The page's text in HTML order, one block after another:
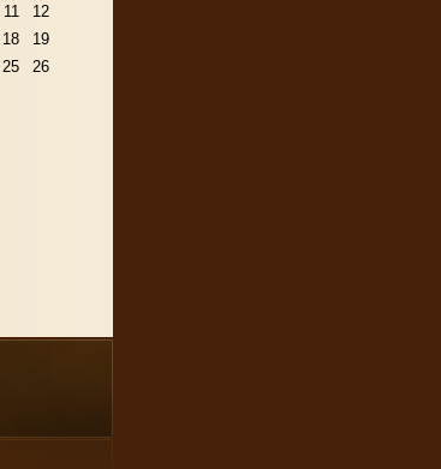
11
12
18
19
25
26